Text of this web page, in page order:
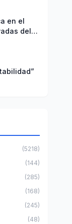
en el
del
(5218)
(144)
(285)
(168)
(245)
(48)